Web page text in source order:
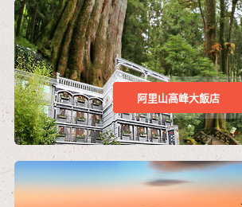
阿里山高峰大飯店